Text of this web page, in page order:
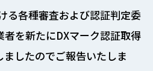
る各種審査および認証判定委
を新たにDXマーク認証取得
したのでご報告いたしま